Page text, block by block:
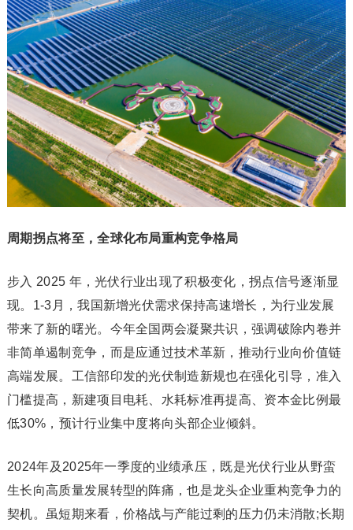
周期拐点将至，全球化布局重构竞争格局
步入 2025 年，光伏行业出现了积极变化，拐点信号逐渐显
现。1-3月，我国新增光伏需求保持高速增长，为行业发展
带来了新的曙光。今年全国两会凝聚共识，强调破除内卷并
非简单遏制竞争，而是应通过技术革新，推动行业向价值链
高端发展。工信部印发的光伏制造新规也在强化引导，准入
门槛提高，新建项目电耗、水耗标准再提高、资本金比例最
低30%，预计行业集中度将向头部企业倾斜。
2024年及2025年一季度的业绩承压，既是光伏行业从野蛮
生长向高质量发展转型的阵痛，也是龙头企业重构竞争力的
契机。虽短期来看，价格战与产能过剩的压力仍未消散;长期